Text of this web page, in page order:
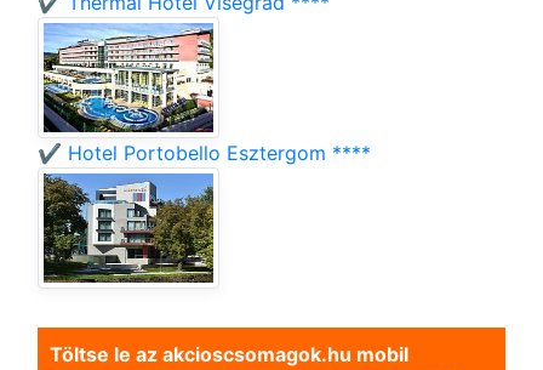
✔️ Hotel Portobello Esztergom ****
Töltse le az akcioscsomagok.hu mobil